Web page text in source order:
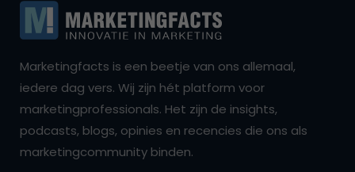
Marketingfacts is een beetje van ons allemaal,
iedere dag vers. Wij zijn hét platform voor
marketingprofessionals. Het zijn de insights,
podcasts, blogs, opinies en recencies die ons als
marketingcommunity binden.